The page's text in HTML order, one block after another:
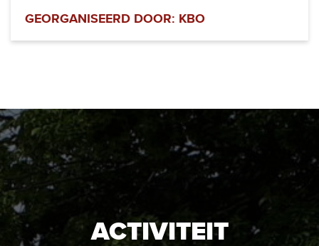
GEORGANISEERD DOOR: KBO
ACTIVITEIT